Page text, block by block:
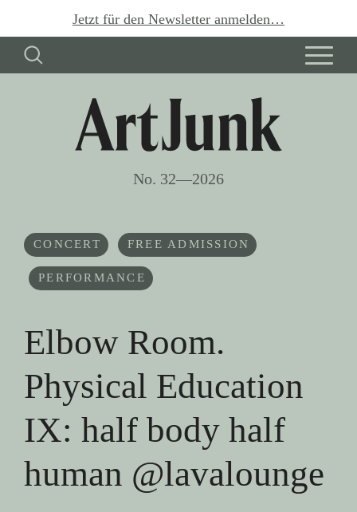
Jetzt für den Newsletter anmelden…
No. 32—2026
CONCERT FREE ADMISSION
PERFORMANCE
Elbow Room.
Physical Education
IX: half body half
human @lavalounge